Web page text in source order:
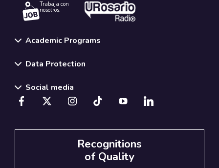
Trabaja con
nosotros.
Academic Programs
Data Protection
Social media
Recognitions
of Quality